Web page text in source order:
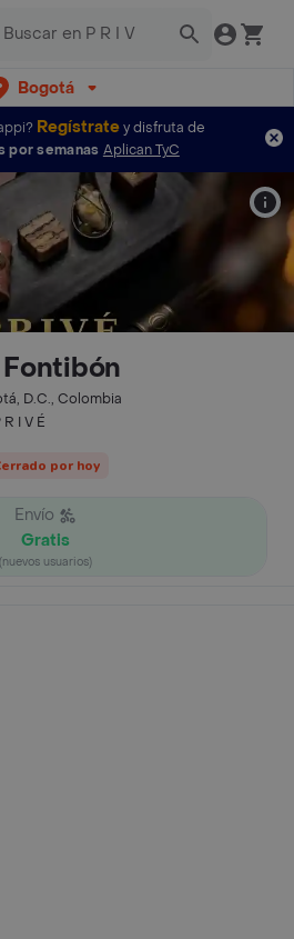
Bogotá
Regístratey disfruta de
por semanas Aplican TyC
Fontibón
D.C., Colombia
I V É
por hoy
Envío
Gratis
(nuevos usuarios)